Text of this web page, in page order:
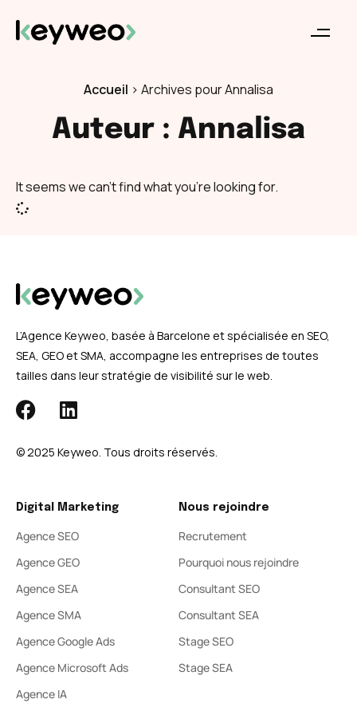
Accueil > Archives pour Annalisa
Auteur : Annalisa
It seems we can't find what you're looking for.
L’Agence Keyweo, basée à Barcelone et spécialisée en SEO,
SEA, GEO et SMA, accompagne les entreprises de toutes
tailles dans leur stratégie de visibilité sur le web.
© 2025 Keyweo. Tous droits réservés.​
Digital Marketing
Agence SEO
Agence GEO
Agence SEA
Agence SMA
Agence Google Ads
Agence Microsoft Ads
Agence IA
Nous rejoindre
Recrutement
Pourquoi nous rejoindre
Consultant SEO
Consultant SEA
Stage SEO
Stage SEA